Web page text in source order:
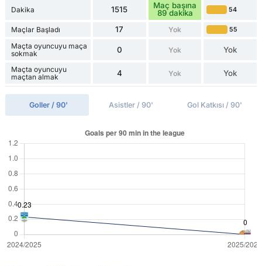
Dakika 1515
Maç başına
89 dakika
54
Maçlar Başladı 17 Yok 55
Maçta oyuncuyu maça
sokmak
0 Yok Yok
Maçta oyuncuyu
maçtan almak
4 Yok Yok
Goller / 90' Asistler / 90' Gol Katkısı / 90'